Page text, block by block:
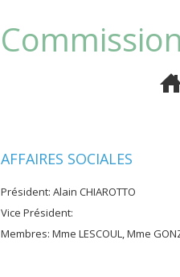
AFFAIRES SOCIALES
Président: Alain CHIAROTTO
Vice Président:
Membres: Mme LESCOUL, Mme